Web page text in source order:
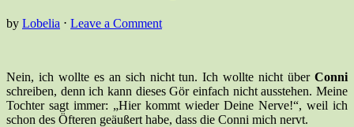
by Lobelia ⋅ Leave a Comment
Nein, ich wollte es an sich nicht tun. Ich wollte nicht über Conni
schreiben, denn ich kann dieses Gör einfach nicht ausstehen. Meine
Tochter sagt immer: „Hier kommt wieder Deine Nerve!“, weil ich
schon des Öfteren geäußert habe, dass die Conni mich nervt.